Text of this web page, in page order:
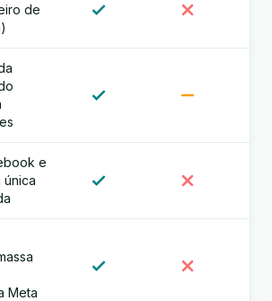
de
e
única
Meta